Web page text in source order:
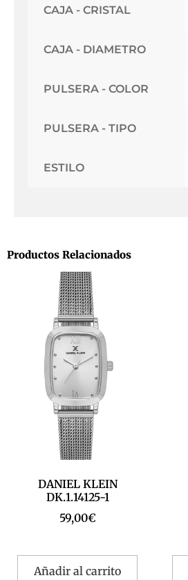
CAJA - CRISTAL
CAJA - DIAMETRO
PULSERA - COLOR
PULSERA - TIPO
ESTILO
Productos Relacionados
DANIEL KLEIN
DK.1.14125-1
59,00€
Añadir al carrito